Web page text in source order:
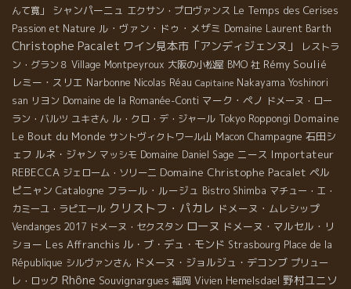
んて寛」
シャンパーニュ エクサン・プロヴァンス Le Temps des Cerises
Passion et Nature ル・ヴァン・ドゥ・メザミ Domaine Laurent Barth
Christophe Pacalet ワイン見本市「アンディジェンヌ」
レストラ
ン・グラン８ Village Montpeyroux 大阪の小松屋 BMO 社 Rémy Soulié
レミー・スリエ Narbonne Nicolas Réau Capitaine Nakayama Yoshinori
san リヨン Domaine de la Romanée-Conti マーク・ペノ ドメーヌ・ロー
ラン・バルツ ユキさん ル・クロ・デ・ジャール Tokyo Roppongi Domaine
Le Bout du Monde サントヴィクトワール山 Macon Champagne 石田シ
ェフ ルネ・ジャン マッシモ Domaine Daniel Sage ニース Importateur
REBECCA ジェローム・ソリーニ Domaine Christophe Pacalet ペル
ピニャン Catalogne フラール・ルージュ Bistro Shimba マチュー・エ・
カミーユ・ラピエール クリストフ・パカレ ドメーヌ・ムレシップ
Vendanges 2017 ドメーヌ・セクスタン ローヌ ドメーヌ・マルセル・リ
ショー Les Affranchis ル・ブ・デュ・モンド Strasbourg Place de la
République シルヴァンさん ドメーヌ・ジョルジュ・デコンブ プリュー
レ・ロック Rhône Souvignargues 福岡 Vivien Hemelsdael 野村ユニソ